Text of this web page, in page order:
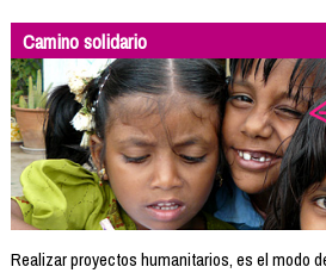
Camino solidario
Realizar proyectos humanitarios, es el modo